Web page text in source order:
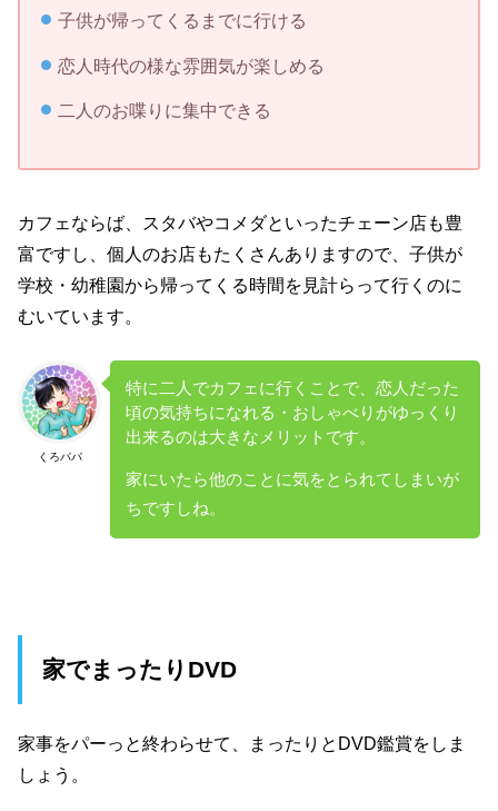
子供が帰ってくるまでに行ける
恋人時代の様な雰囲気が楽しめる
二人のお喋りに集中できる
カフェならば、スタバやコメダといったチェーン店も豊
富ですし、個人のお店もたくさんありますので、子供が
学校・幼稚園から帰ってくる時間を見計らって行くのに
むいています。
くろパパ
特に二人でカフェに行くことで、恋人だった
頃の気持ちになれる・おしゃべりがゆっくり
出来るのは大きなメリットです。
家にいたら他のことに気をとられてしまいが
ちですしね。
家でまったりDVD
家事をパーっと終わらせて、まったりとDVD鑑賞をしま
しょう。